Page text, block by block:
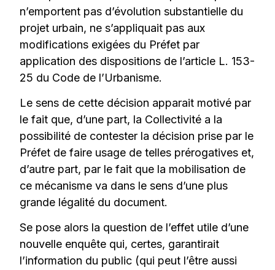
n’emportent pas d’évolution substantielle du
projet urbain, ne s’appliquait pas aux
modifications exigées du Préfet par
application des dispositions de l’article L. 153-
25 du Code de l’Urbanisme.
Le sens de cette décision apparait motivé par
le fait que, d’une part, la Collectivité a la
possibilité de contester la décision prise par le
Préfet de faire usage de telles prérogatives et,
d’autre part, par le fait que la mobilisation de
ce mécanisme va dans le sens d’une plus
grande légalité du document.
Se pose alors la question de l’effet utile d’une
nouvelle enquête qui, certes, garantirait
l’information du public (qui peut l’être aussi